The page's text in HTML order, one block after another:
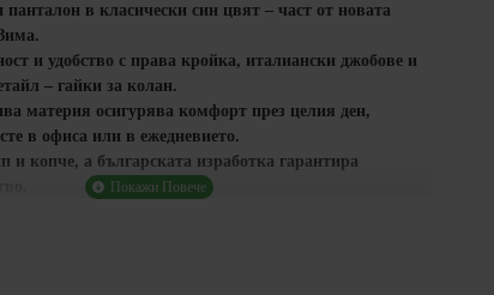
панталон в класически син цвят – част от новата
.
и удобство с права кройка, италиански джобове и
– гайки за колан.
материя осигурява комфорт през целия ден,
в офиса или в ежедневието.
и копче, а българската изработка гарантира